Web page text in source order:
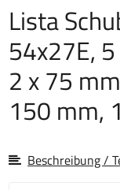
Lista
54x27E,
2 x 75
150 mm,
Beschreibung /